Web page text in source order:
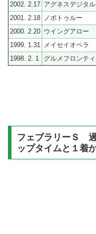
2002. 2.17 アグネスデジタ
2001. 2.18 ノボトゥル
2000. 2.20 ウイングアロ
1999. 1.31 メイセイオペ
1998. 2. 1
グルメフロンテ
フェブラリーＳ
ップタイムと１着